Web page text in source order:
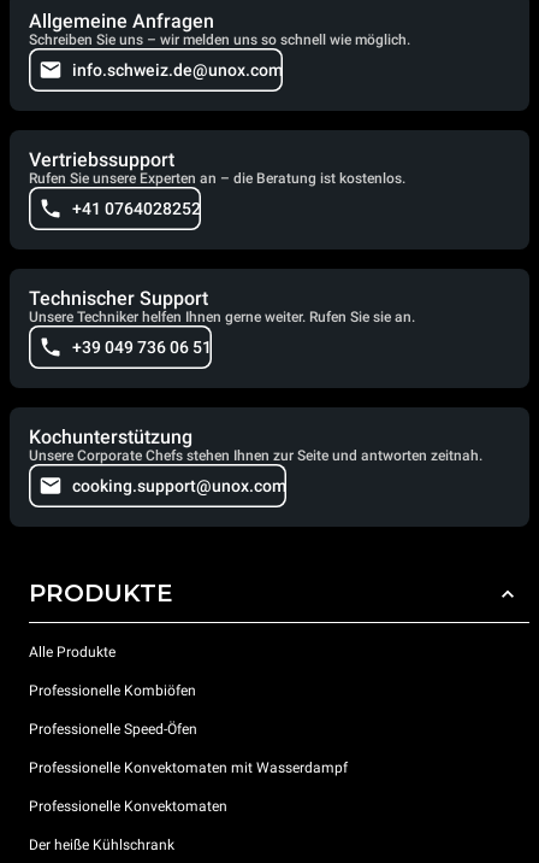
Allgemeine Anfragen
Schreiben Sie uns – wir melden uns so schnell wie möglich.
info.schweiz.de@unox.com
Vertriebssupport
Rufen Sie unsere Experten an – die Beratung ist kostenlos.
+41 0764028252
Technischer Support
Unsere Techniker helfen Ihnen gerne weiter. Rufen Sie sie an.
+39 049 736 06 51
Kochunterstützung
Unsere Corporate Chefs stehen Ihnen zur Seite und antworten zeitnah.
cooking.support@unox.com
PRODUKTE
Alle Produkte
Professionelle Kombiöfen
Professionelle Speed-Öfen
Professionelle Konvektomaten mit Wasserdampf
Professionelle Konvektomaten
Der heiße Kühlschrank